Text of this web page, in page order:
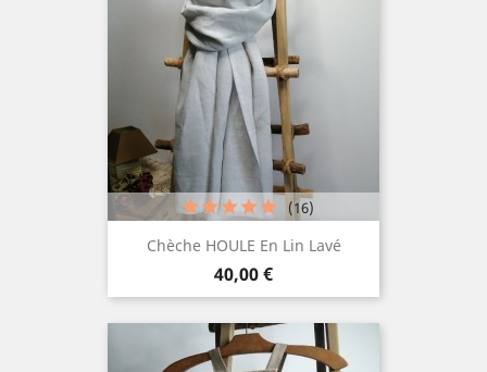
Chèche HOULE En Lin Lavé
Prix
40,00 €
(16)